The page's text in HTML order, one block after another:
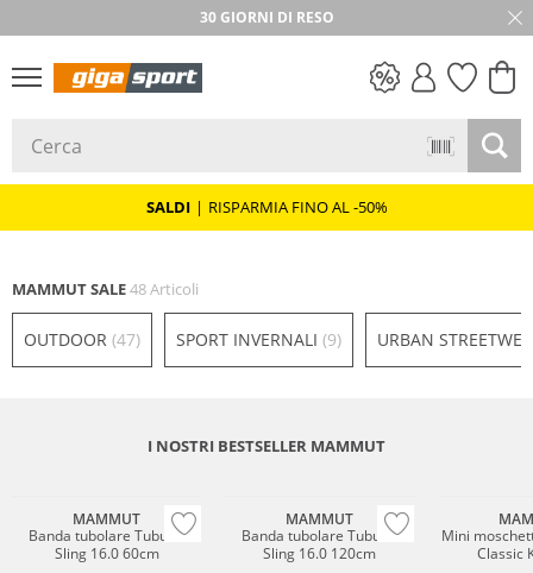
★★★★★ 4,8 / 5,0 STELLE
SALDI | RISPARMIA FINO AL -50%
MAMMUT SALE48 Articoli
OUTDOOR (47) SPORT INVERNALI (9) URBAN
I NOSTRI BESTSELLER MAMMUT
MAMMUT
Banda tubolare Tubular
Sling 16.0 60cm
MAMMUT
Banda tubolare Tubular
Sling 16.0 120cm
Mini
Classic